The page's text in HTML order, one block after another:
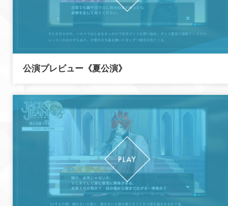
公演プレビュー《夏公演》